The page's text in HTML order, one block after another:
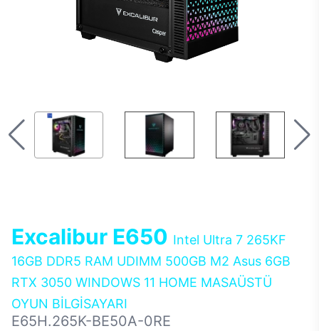
Excalibur E650 Intel Ultra 7 265KF
16GB DDR5 RAM UDIMM 500GB M2 Asus 6GB
RTX 3050 WINDOWS 11 HOME MASAÜSTÜ
OYUN BİLGİSAYARI
E65H.265K-BE50A-0RE